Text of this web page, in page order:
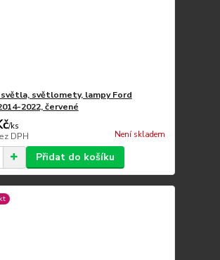
světla, světlomety, lampy Ford
2022, červené
/ks
DPH Není skladem
Přidat do košíku